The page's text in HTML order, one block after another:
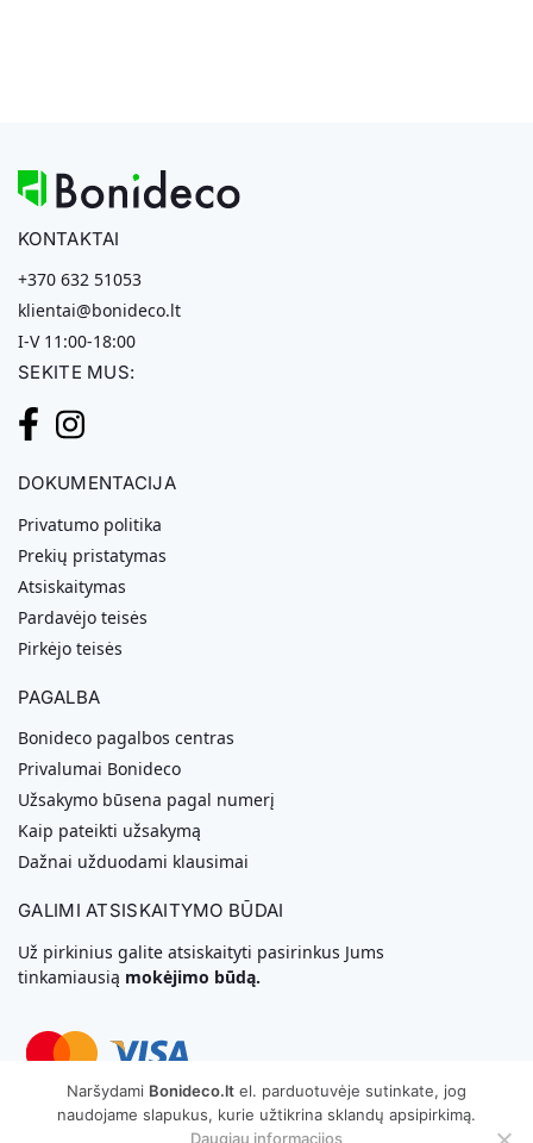
KONTAKTAI
+370 632 51053
klientai@bonideco.lt
I-V 11:00-18:00
SEKITE MUS:
DOKUMENTACIJA
Privatumo politika
Prekių pristatymas
Atsiskaitymas
Pardavėjo teisės
Pirkėjo teisės
PAGALBA
Bonideco pagalbos centras
Privalumai Bonideco
Užsakymo būsena pagal numerį
Kaip pateikti užsakymą
Dažnai užduodami klausimai
GALIMI ATSISKAITYMO BŪDAI
Už pirkinius galite atsiskaityti pasirinkus Jums
tinkamiausią mokėjimo būdą.
Svetainių Kūrimas
Naršydami Bonideco.lt el. parduotuvėje sutinkate, jog
naudojame slapukus, kurie užtikrina sklandų apsipirkimą.
Daugiau informacijos